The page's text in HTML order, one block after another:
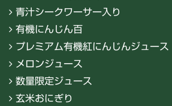
青汁シークワーサー入り
有機にんじん百
プレミアム有機紅にんじんジュース
メロンジュース
数量限定ジュース
玄米おにぎり